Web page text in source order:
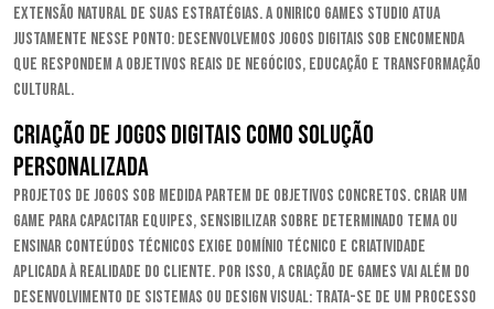
extensão natural de suas estratégias. A Onirico Games Studio atua
justamente nesse ponto: desenvolvemos jogos digitais sob encomenda
que respondem a objetivos reais de negócios, educação e transformação
cultural.
Criação de jogos digitais como solução
personalizada
Projetos de jogos sob medida partem de objetivos concretos. Criar um
game para capacitar equipes, sensibilizar sobre determinado tema ou
ensinar conteúdos técnicos exige domínio técnico e criatividade
aplicada à realidade do cliente. Por isso, a criação de games vai além do
desenvolvimento de sistemas ou design visual: trata-se de um processo